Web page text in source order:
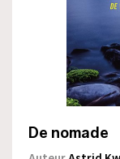
De nomade